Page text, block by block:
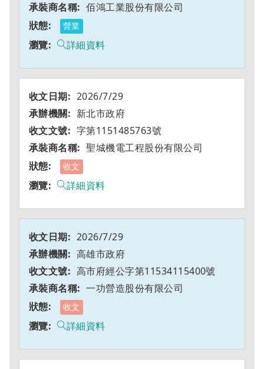
佰鴻工業股份有限公司
營業
詳細資料
2026/7/29
新北市政府
字第1151485763號
聖城機電工程股份有限公司
收文
詳細資料
2026/7/29
高雄市政府
高市府經公字第11534115400號
一功營造股份有限公司
收文
詳細資料